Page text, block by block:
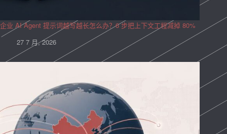
企业 AI Agent 提示词越写越长怎么办？6 步把上下文工程减掉 80%
27 7 月, 2026